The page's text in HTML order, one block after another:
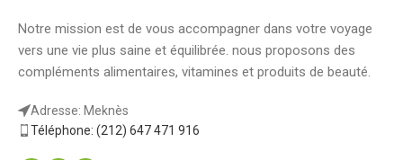
Notre mission est de vous accompagner dans votre voyage
vers une vie plus saine et équilibrée. nous proposons des
compléments alimentaires, vitamines et produits de beauté.
Adresse: Meknès
Téléphone: (212) 647 471 916